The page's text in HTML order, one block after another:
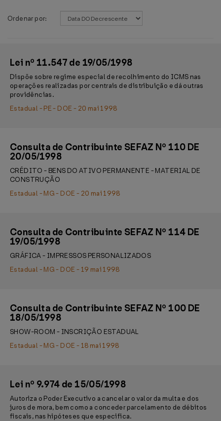
Ordenar por:
Lei nº 11.547 de 19/05/1998
Dispõe sobre regime especial de recolhimento do ICMS nas
operações realizadas por centrais de distribuição e dá outras
providências.
Estadual - PE - DOE - 20 mai 1998
Consulta de Contribuinte SEFAZ Nº 110 DE
20/05/1998
CRÉDITO - BENS DO ATIVO PERMANENTE - MATERIAL DE
CONSTRUÇÃO
Estadual - MG - DOE - 20 mai 1998
Consulta de Contribuinte SEFAZ Nº 114 DE
19/05/1998
GRÁFICA - IMPRESSOS PERSONALIZADOS
Estadual - MG - DOE - 19 mai 1998
Consulta de Contribuinte SEFAZ Nº 100 DE
18/05/1998
SHOW-ROOM - INSCRIÇÃO ESTADUAL
Estadual - MG - DOE - 18 mai 1998
Lei nº 9.974 de 15/05/1998
Autoriza o Poder Executivo a cancelar o valor da multa e dos
juros de mora, bem como a conceder parcelamento de débitos
fiscais, nas hipóteses que especifica.